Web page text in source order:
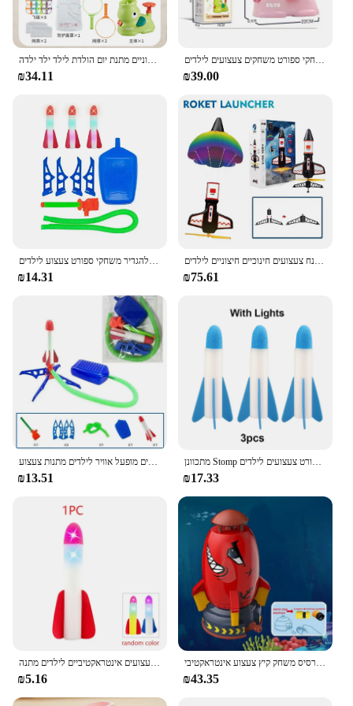
₪34.11
טסים צלחת מעופף צעצוע חיצוני משגר רקח דיסקת רגל משגר ילדים לקפוץ משחקי ספורט משחקים צעצועים לילדים
₪39.00
₪14.31 ₪75.61
₪13.51
מתכוונן Stomp רקטות משגר צעצועי ספורט משחק ילדים רקטות משגר אוויר משאבת צעד רקטות כוח חיצוני ספורט צעצועים לילדים
₪17.33
₪5.16 ₪43.35